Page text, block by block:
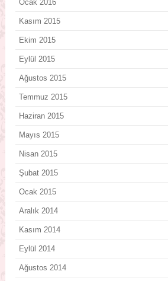
Ocak 2016
Kasım 2015
Ekim 2015
Eylül 2015
Ağustos 2015
Temmuz 2015
Haziran 2015
Mayıs 2015
Nisan 2015
Şubat 2015
Ocak 2015
Aralık 2014
Kasım 2014
Eylül 2014
Ağustos 2014